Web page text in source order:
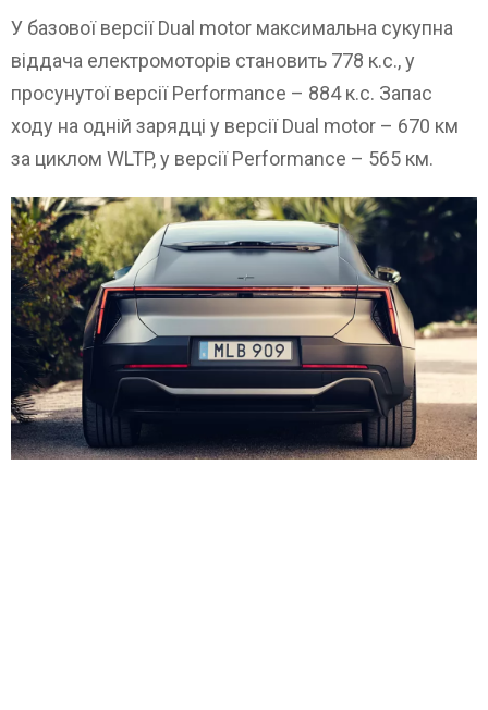
У базової версії Dual motor максимальна сукупна
віддача електромоторів становить 778 к.с., у
просунутої версії Performance – 884 к.с. Запас
ходу на одній зарядці у версії Dual motor – 670 км
за циклом WLTP, у версії Performance – 565 км.